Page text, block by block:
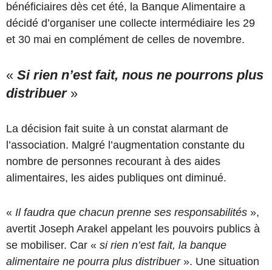
bénéficiaires dès cet été, l a Banque Alimentaire a
décidé d’organiser une collecte intermédiaire les 29
et 30 mai en complément de celles de novembre.
« Si rien n’est fait, nous ne pourrons plus
distribuer »
La décision fait suite à un constat alarmant de
l’association. Malgré l’augmentation constante du
nombre de personnes recourant à des aides
alimentaires, les aides publiques ont diminué.
« Il faudra que chacun prenne ses responsabilités »,
avertit Joseph Arakel appelant les pouvoirs publics à
se mobiliser. Car « si rien n’est fait, la banque
alimentaire ne pourra plus distribuer». Une situation